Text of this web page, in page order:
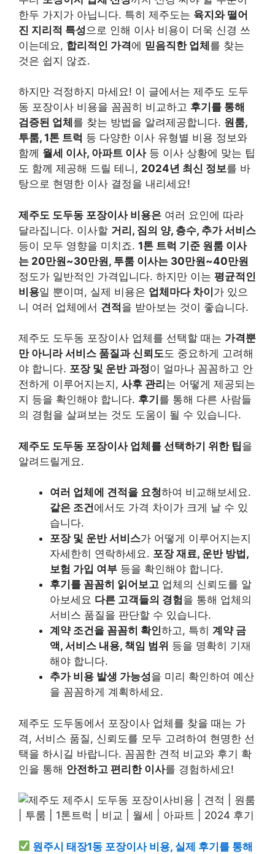
한두 가지가 아닙니다. 특히 제주도는 육지와 떨어
진 지리적 특성 으로 인해 이사 비용이 더욱 신경 쓰
이는데요, 합리적인 가격에 믿음직한 업체를 찾는
것은 쉽지 않죠.
하지만 걱정하지 마세요! 이 글에서는 제주도 도두
동 포장이사 비용을 꼼꼼히 비교하고 후기를 통해
검증된 업체 를 찾는 방법을 알려제공합니다. 원룸,
투룸, 1톤 트럭 등 다양한 이사 유형별 비용 정보와
함께 월세 이사, 아파트 이사등 이사 상황에 맞는 팁
도 함께 제공해 드릴 테니, 2024년 최신 정보를 바
탕으로 현명한 이사 결정을 내리세요!
제주도 도두동 포장이사 비용은 여러 요인에 따라
달라집니다. 이사할 거리, 짐의 양, 층수, 추가 서비스
등이 모두 영향을 미치죠. 1톤 트럭 기준 원룸 이사
는 20만원~30만원, 투룸 이사는 30만원~40만원
정도가 일반적인 가격입니다. 하지만 이는 평균적인
비용일 뿐이며, 실제 비용은 업체마다 차이가 있으
니 여러 업체에서 견적을 받아보는 것이 좋습니다.
제주도 도두동 포장이사 업체를 선택할 때는 가격뿐
만 아니라 서비스 품질과 신뢰도도 중요하게 고려해
야 합니다. 포장 및 운반 과정이 얼마나 꼼꼼하고 안
전하게 이루어지는지, 사후 관리 는 어떻게 제공되는
지 등을 확인해야 합니다. 후기 를 통해 다른 사람들
의 경험을 살펴보는 것도 도움이 될 수 있습니다.
제주도 도두동 포장이사 업체를 선택하기 위한 팁을
알려드릴게요.
여러 업체에 견적을 요청하여 비교해보세요.
같은 조건에서도 가격 차이가 크게 날 수 있
습니다.
포장 및 운반 서비스가 어떻게 이루어지는지
자세한히 연락하세요. 포장 재료, 운반 방법,
보험 가입 여부 등을 확인해야 합니다.
후기를 꼼꼼히 읽어보고 업체의 신뢰도를 알
아보세요 다른 고객들의 경험을 통해 업체의
서비스 품질을 판단할 수 있습니다.
계약 조건을 꼼꼼히 확인하고, 특히 계약 금
액, 서비스 내용, 책임 범위 등을 명확히 기재
해야 합니다.
추가 비용 발생 가능성을 미리 확인하여 예산
을 꼼꼼하게 계획하세요.
제주도 도두동에서 포장이사 업체를 찾을 때는 가
격, 서비스 품질, 신뢰도를 모두 고려하여 현명한 선
택을 하시길 바랍니다. 꼼꼼한 견적 비교와 후기 확
인을 통해 안전하고 편리한 이사를 경험하세요!
원주시 태장1동 포장이사 비용, 실제 후기를 통해